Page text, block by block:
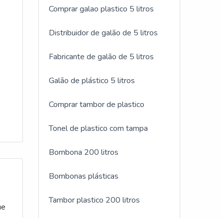
Comprar galao plastico 5 litros
Distribuidor de galão de 5 litros
Fabricante de galão de 5 litros
Galão de plástico 5 litros
Comprar tambor de plastico
Tonel de plastico com tampa
Bombona 200 litros
Bombonas plásticas
Tambor plastico 200 litros